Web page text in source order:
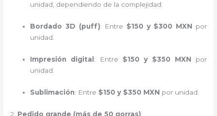
unidad, dependiendo de la complejidad.
Bordado 3D (puff): Entre $150 y $300 MXN por
unidad.
Impresión digital : Entre $150 y $350 MXN por
unidad.
Sublimación: Entre $150 y $350 MXN por unidad.
2. Pedido grande (más de 50 gorras):